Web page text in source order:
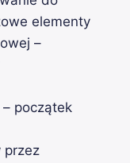
elementy
–
– początek
przez